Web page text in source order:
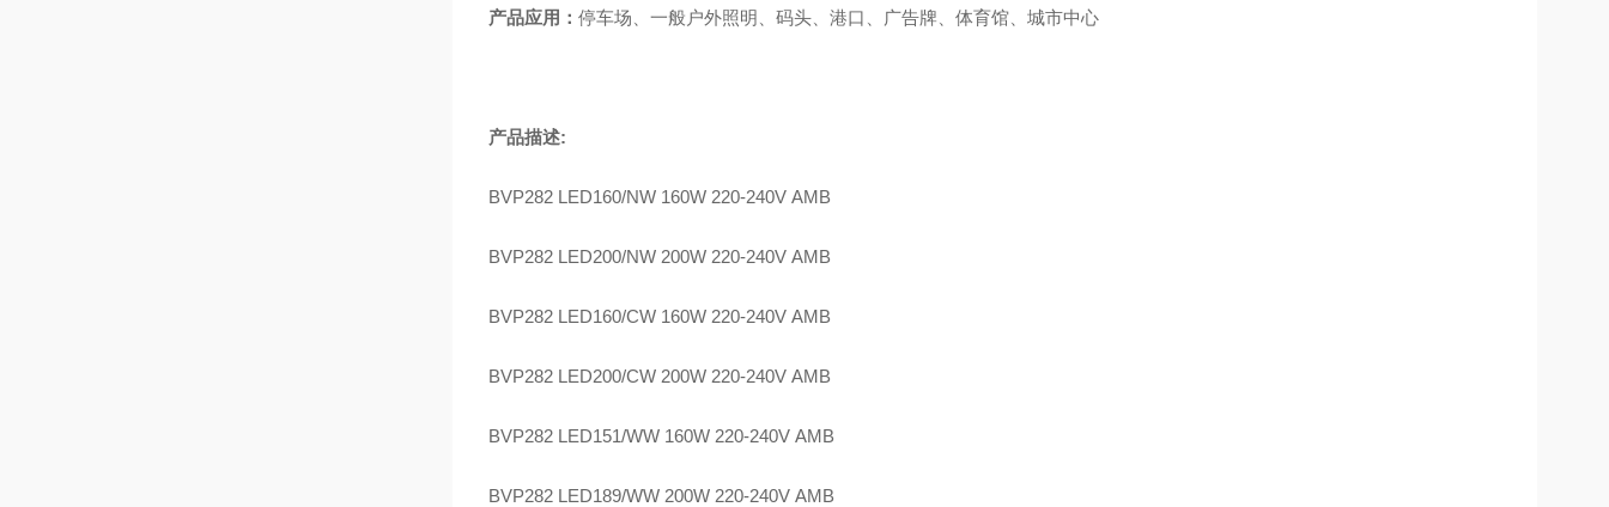
产品应用： 停车场、一般户外照明、码头、港口、广告牌、体育馆、城市中心
产品描述:
BVP282 LED160/NW 160W 220-240V AMB
BVP282 LED200/NW 200W 220-240V AMB
BVP282 LED160/CW 160W 220-240V AMB
BVP282 LED200/CW 200W 220-240V AMB
BVP282 LED151/WW 160W 220-240V AMB
BVP282 LED189/WW 200W 220-240V AMB